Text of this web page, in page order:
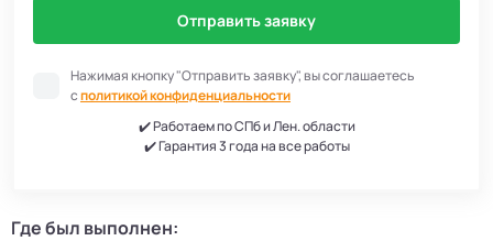
Отправить заявку
Нажимая кнопку "Отправить заявку", вы соглашаетесь
сполитикой конфиденциальности
✔️ Работаем по СПб и Лен. области
✔️ Гарантия 3 года на все работы
Где был выполнен: